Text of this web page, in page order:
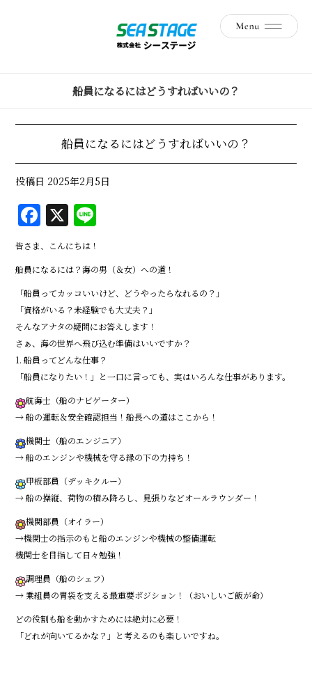
船員になるにはどうすればいいの？
船員になるにはどうすればいいの？
投稿日 2025年2月5日
F
a
c
e
b
o
o
k
X
e
皆さま、こんにちは！
船員になるには？海の男（＆女）への道！
「船員ってカッコいいけど、どうやったらなれるの？」
「資格がいる？未経験でも大丈夫？」
そんなアナタの疑問にお答えします！
さぁ、海の世界へ飛び込む準備はいいですか？
1. 船員ってどんな仕事？
「船員になりたい！」と一口に言っても、実はいろんな仕事があります。
航海士（船のナビゲーター）
→ 船の運転＆安全確認担当！船長への道はここから！
機関士（船のエンジニア）
→ 船のエンジンや機械を守る縁の下の力持ち！
甲板部員（デッキクルー）
→ 船の操縦、荷物の積み降ろし、見張りなどオールラウンダー！
機関部員（オイラー）
→機関士の指示のもと船のエンジンや機械の整備運転
機関士を目指して日々勉強！
調理員（船のシェフ）
→ 乗組員の胃袋を支える最重要ポジション！（おいしいご飯が命）
どの役割も船を動かすためには絶対に必要！
「どれが向いてるかな？」と考えるのも楽しいですね。